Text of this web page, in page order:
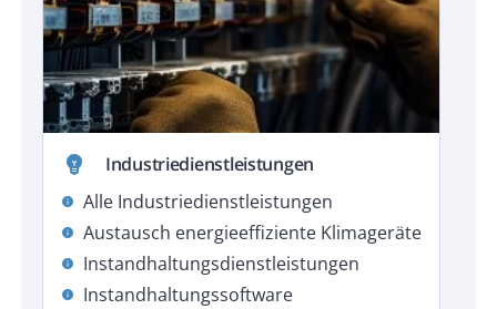
emoji_objects Industriedienstleistungen
info Alle Industriedienstleistungen
info Austausch energieeffiziente Klimageräte
info Instandhaltungsdienstleistungen
info Instandhaltungssoftware